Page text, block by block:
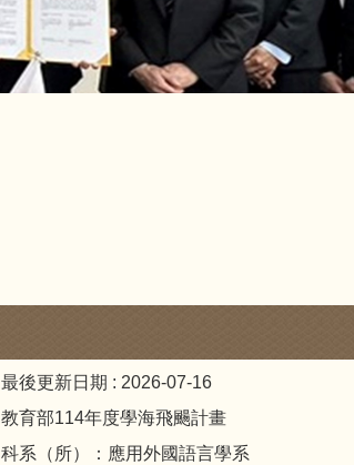
最後更新日期 : 2026-07-16
教育部114年度學海飛颺計畫
科系（所）：應用外國語言學系